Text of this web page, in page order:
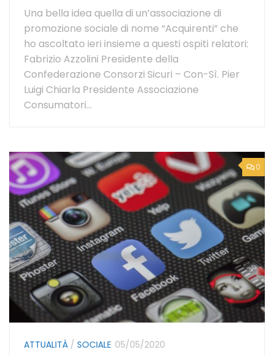
Una bella idea quella di un’associazione di
promozione sociale di nome “Acquirenti” che
ho ascoltato ieri insieme a questi ospiti relatori:
Fabrizio Azzolini Presidente della
Confederazione Consorzi Sicuri – Con-Sì. Pier
Luigi Chiarla Presidente Associazione
Consumatori...
0
ATTUALITÀ / SOCIALE 05/05/2020